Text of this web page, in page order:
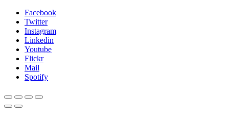
Facebook
Twitter
Instagram
Linkedin
Youtube
Flickr
Mail
Spotify